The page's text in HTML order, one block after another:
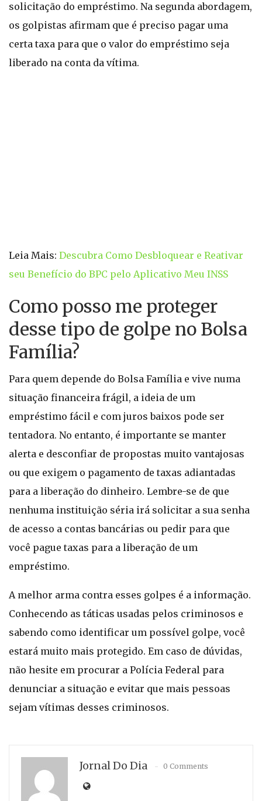
solicitação do empréstimo. Na segunda abordagem,
os golpistas afirmam que é preciso pagar uma
certa taxa para que o valor do empréstimo seja
liberado na conta da vítima.
Leia Mais: Descubra Como Desbloquear e Reativar
seu Benefício do BPC pelo Aplicativo Meu INSS
Como posso me proteger
desse tipo de golpe no Bolsa
Família?
Para quem depende do Bolsa Família e vive numa
situação financeira frágil, a ideia de um
empréstimo fácil e com juros baixos pode ser
tentadora. No entanto, é importante se manter
alerta e desconfiar de propostas muito vantajosas
ou que exigem o pagamento de taxas adiantadas
para a liberação do dinheiro. Lembre-se de que
nenhuma instituição séria irá solicitar a sua senha
de acesso a contas bancárias ou pedir para que
você pague taxas para a liberação de um
empréstimo.
A melhor arma contra esses golpes é a informação.
Conhecendo as táticas usadas pelos criminosos e
sabendo como identificar um possível golpe, você
estará muito mais protegido. Em caso de dúvidas,
não hesite em procurar a Polícia Federal para
denunciar a situação e evitar que mais pessoas
sejam vítimas desses criminosos.
Jornal Do Dia 0 Comments